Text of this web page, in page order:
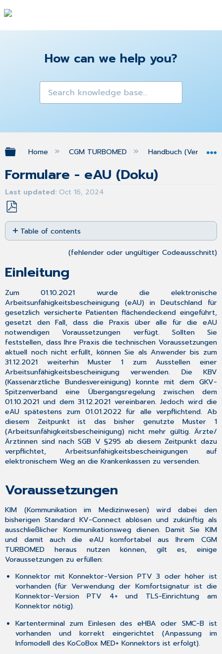
How can we help you?
Expand/collapse global hierarchy
Home CGM TURBOMED Handbuch (Version
Formulare - eAU (Doku)
Last updated Oct 16, 2024
Save
as
PDF
Table of contents
Voraussetzungen
Übergangsregelung
eAU
ausstellen
eAU
signieren
und
versenden
Zur
Signatur
mit
eHBA
haben
Sie
folgende
Möglichkeiten
Empfangsbestätigung
Neues
Druckverfahren
der
eAU
Ausdruck
einer
eAU
Muster-
Center
Vorgehen
im
Fehlerfall
(fehlender oder ungültiger Codeausschnitt)
Einleitung
Zum 01.10.2021 wurde die elektronische
Arbeitsunfähigkeitsbescheinigung (eAU) in Deutschland für
gesetzlich versicherte Patienten flächendeckend eingeführt,
gesetzt den Fall, dass die Praxis über alle für die eAU
notwendigen Voraussetzungen verfügt. Sollten Sie
feststellen, dass Ihre Praxis die technischen Voraussetzungen
aktuell noch nicht erfüllt, können Sie als Anwender bis zum
31.12.2021 weiterhin Muster 1 zum Ausstellen einer
Arbeitsunfähigkeitsbescheinigung verwenden. Die KBV
(Kassenärztliche Bundesvereinigung) konnte mit dem GKV-
Spitzenverband eine Übergangsregelung zwischen dem
01.10.2021 und dem 31.12.2021 vereinbaren. Jedoch wird die
eAU spätestens zum 01.01.2022 für alle verpflichtend. Ab
diesem Zeitpunkt ist das bisher genutzte Muster 1
(Arbeitsunfähigkeitsbescheinigung) nicht mehr gültig. Ärzte/
Ärztinnen sind nach SGB V §295 ab diesem Zeitpunkt dazu
verpflichtet, Arbeitsunfähigkeitsbescheinigungen auf
elektronischem Weg an die Krankenkassen zu versenden.
Voraussetzungen
KIM (Kommunikation im Medizinwesen) wird dabei den
bisherigen Standard KV-Connect ablösen und zukünftig als
ausschließlicher Kommunikationsweg dienen. Damit Sie KIM
und damit auch die eAU komfortabel aus Ihrem CGM
TURBOMED heraus nutzen können, gilt es, einige
Voraussetzungen zu erfüllen:
Konnektor mit Konnektor-Version PTV 3 oder höher ist
vorhanden (für Verwendung der Komfortsignatur ist die
Konnektor-Version PTV 4+ und TLS-Einrichtung am
Konnektor nötig).
Kartenterminal zum Einlesen des eHBA oder SMC-B ist
vorhanden und korrekt eingerichtet (Anpassung im
Infomodell des KoCoBox MED+ Konnektors ist erfolgt).